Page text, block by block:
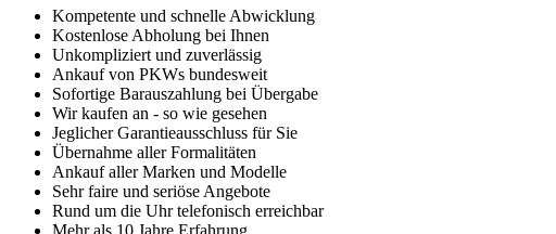
Kompetente und schnelle Abwicklung
Kostenlose Abholung bei Ihnen
Unkompliziert und zuverlässig
Ankauf von PKWs bundesweit
Sofortige Barauszahlung bei Übergabe
Wir kaufen an - so wie gesehen
Jeglicher Garantieausschluss für Sie
Übernahme aller Formalitäten
Ankauf aller Marken und Modelle
Sehr faire und seriöse Angebote
Rund um die Uhr telefonisch erreichbar
Mehr als 10 Jahre Erfahrung